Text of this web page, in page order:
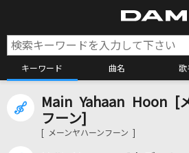
キーワード 曲名 歌
カラオケ検索
Main Yahaan Hoon [
フーン]
[ メーンヤハーンフーン ]